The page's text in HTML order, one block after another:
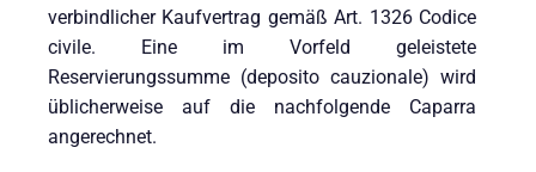
verbindlicher Kaufvertrag gemäß Art. 1326 Codice
civile. Eine im Vorfeld geleistete
Reservierungssumme (deposito cauzionale) wird
üblicherweise auf die nachfolgende Caparra
angerechnet.